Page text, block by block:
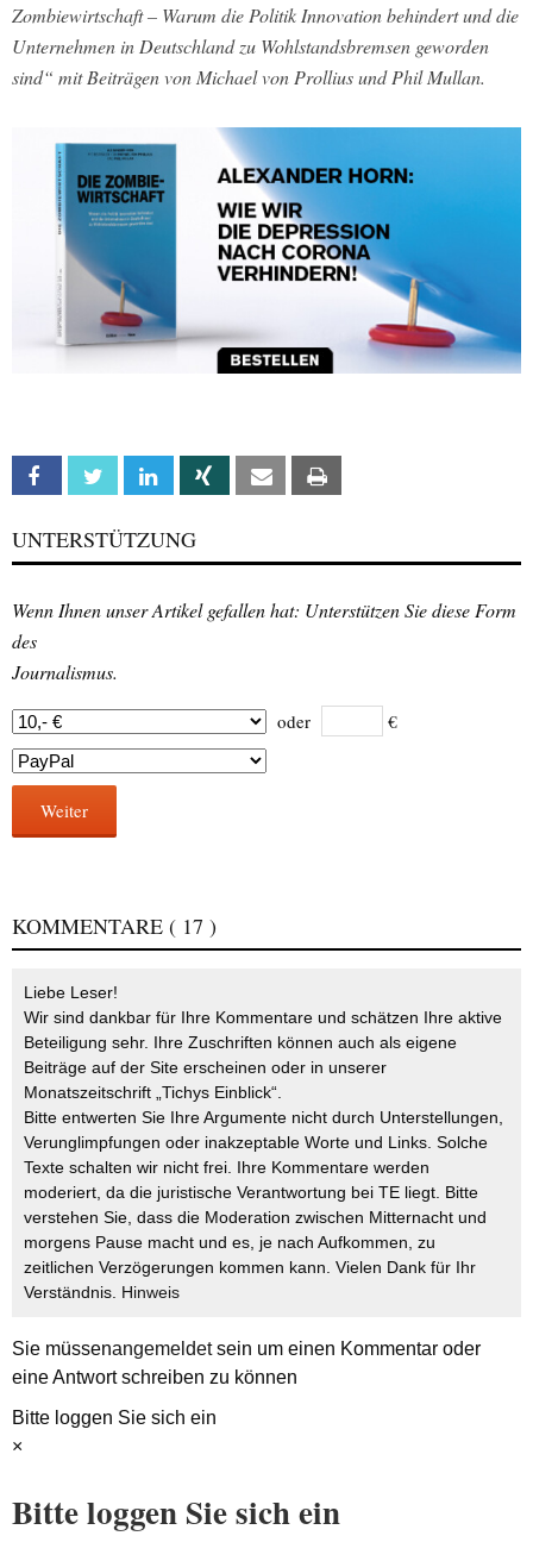
Zombiewirtschaft – Warum die Politik Innovation behindert und die
Unternehmen in Deutschland zu Wohlstandsbremsen geworden
sind“ mit Beiträgen von Michael von Prollius und Phil Mullan.
Facebook Twitter Linkedin Xing Email
UNTERSTÜTZUNG
Wenn Ihnen unser Artikel gefallen hat: Unterstützen Sie diese Form
des
Journalismus.
oder €
Weiter
KOMMENTARE ( 17 )
Liebe Leser!
Wir sind dankbar für Ihre Kommentare und schätzen Ihre aktive
Beteiligung sehr. Ihre Zuschriften können auch als eigene
Beiträge auf der Site erscheinen oder in unserer
Monatszeitschrift „Tichys Einblick“.
Bitte entwerten Sie Ihre Argumente nicht durch Unterstellungen,
Verunglimpfungen oder inakzeptable Worte und Links. Solche
Texte schalten wir nicht frei. Ihre Kommentare werden
moderiert, da die juristische Verantwortung bei TE liegt. Bitte
verstehen Sie, dass die Moderation zwischen Mitternacht und
morgens Pause macht und es, je nach Aufkommen, zu
zeitlichen Verzögerungen kommen kann. Vielen Dank für Ihr
Verständnis. Hinweis
Sie müssenangemeldetsein um einen Kommentar oder
eine Antwort schreiben zu können
Bitte loggen Sie sich ein
×
Bitte loggen Sie sich ein